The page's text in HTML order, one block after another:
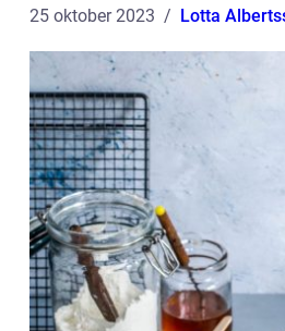
25 oktober 2023 Lotta